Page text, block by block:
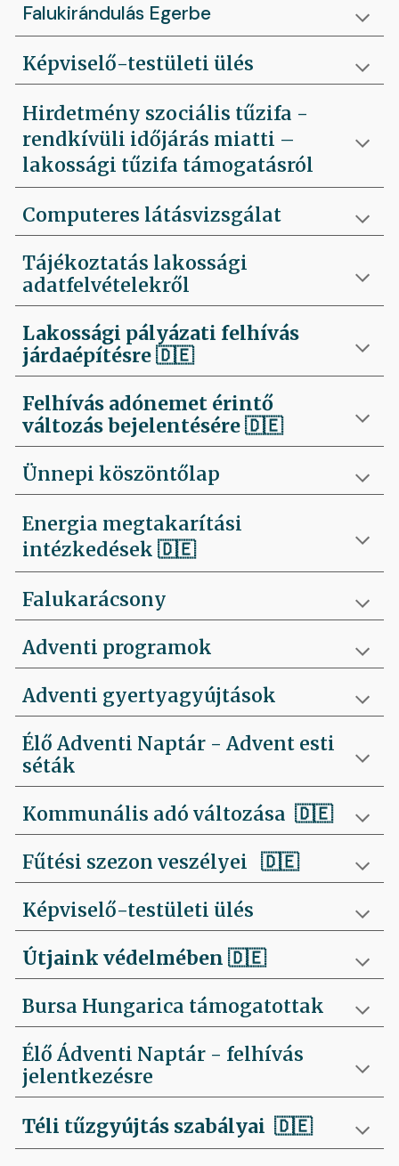
Falukirándulás Egerbe
Képviselő-testületi ülés
Hirdetmény szociális tűzifa -
rendkívüli időjárás miatti –
lakossági tűzifa támogatásról
Computeres látásvizsgálat
Tájékoztatás lakossági
adatfelvételekről
Lakossági pályázati felhívás
járdaépítésre🇩🇪
Felhívás adónemet érintő
változás bejelentésére 🇩🇪
Ünnepi köszöntőlap
Energia megtakarítási
intézkedések 🇩🇪
Falukarácsony
Adventi programok
Adventi gyertyagyújtások
Élő Adventi Naptár - Advent esti
séták
Kommunális adó változása 🇩🇪
Fűtési szezon veszélyei 🇩🇪
Képviselő-testületi ülés
Útjaink védelmében🇩🇪
Bursa Hungarica támogatottak
Élő Ádventi Naptár - felhívás
jelentkezésre
Téli tűzgyújtás szabályai 🇩🇪